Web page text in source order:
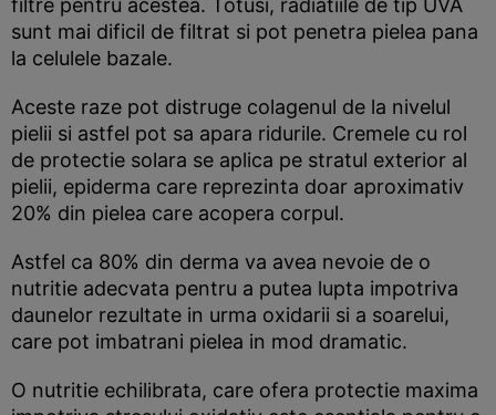
filtre pentru acestea. Totusi, radiatiile de tip UVA
sunt mai dificil de filtrat si pot penetra pielea pana
la celulele bazale.
Aceste raze pot distruge colagenul de la nivelul
pielii si astfel pot sa apara ridurile. Cremele cu rol
de protectie solara se aplica pe stratul exterior al
pielii, epiderma care reprezinta doar aproximativ
20% din pielea care acopera corpul.
Astfel ca 80% din derma va avea nevoie de o
nutritie adecvata pentru a putea lupta impotriva
daunelor rezultate in urma oxidarii si a soarelui,
care pot imbatrani pielea in mod dramatic.
O nutritie echilibrata, care ofera protectie maxima